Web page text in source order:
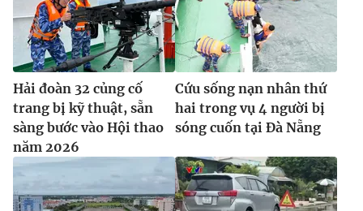
Hải đoàn 32 củng cố
trang bị kỹ thuật, sẵn
sàng bước vào Hội thao
năm 2026
Cứu sống nạn nhân thứ
hai trong vụ 4 người bị
sóng cuốn tại Đà Nẵng